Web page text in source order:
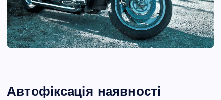
Автофіксація наявності